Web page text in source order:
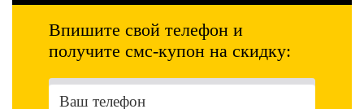
Впишите свой телефон и
получите смс-купон на скидку: